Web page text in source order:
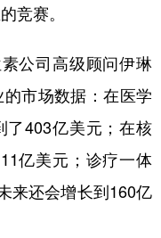
竞赛。
公司高级顾问伊琳
市场数据：在医学
了403亿美元；在核
亿美元；诊疗一体
来还会增长到160亿